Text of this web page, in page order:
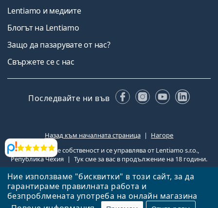
Ние използваме "бисквитки" в този сайт, за да
гарантираме правилната работа и
безпроблмената употреба на онлайн магазина
Прегледи
Lentiamo и медиите
Блогът на Lentiamo
Защо да пазарувате от нас?
Свържете се с нас
Последвайте ни във FacebookInstagram
YouTube
Назад към началната страница
Нагоре
Lentiamo.bg е собственост и се управлява от Lentiamo s.r.o.,
Република Чехия
Тук сме за вас в продължение на 18 години.